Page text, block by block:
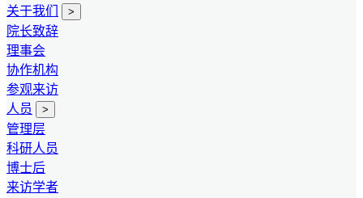
关于我们 >
院长致辞
理事会
协作机构
参观来访
人员
>
管理层
科研人员
博士后
来访学者